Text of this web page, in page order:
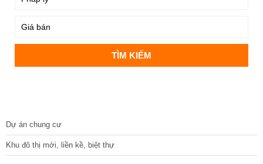
Dự án chung cư
Khu đô thị mới, liền kề, biệt thự